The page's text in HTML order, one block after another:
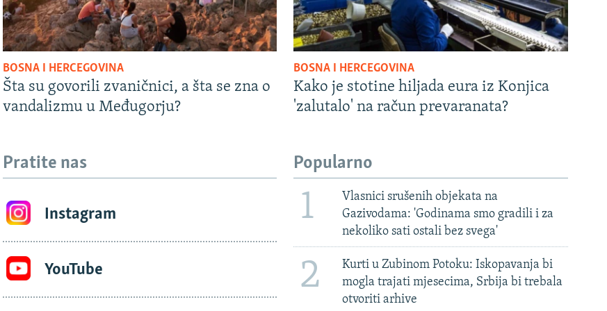
BOSNA I HERCEGOVINA
Šta su govorili zvaničnici, a šta se zna o
vandalizmu u Međugorju?
BOSNA I HERCEGOVINA
Kako je stotine hiljada eura iz Konjica
'zalutalo' na račun prevaranata?
Pratite nas
Instagram
YouTube
Popularno
1
Vlasnici srušenih objekata na
Gazivodama: 'Godinama smo gradili i za
nekoliko sati ostali bez svega'
2
Kurti u Zubinom Potoku: Iskopavanja bi
mogla trajati mjesecima, Srbija bi trebala
otvoriti arhive